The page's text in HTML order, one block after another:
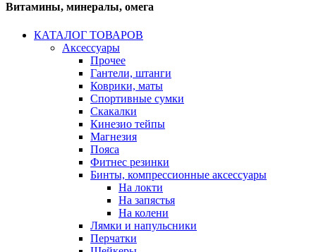
Витамины, минералы, омега
КАТАЛОГ ТОВАРОВ
Аксессуары
Прочее
Гантели, штанги
Коврики, маты
Спортивные сумки
Скакалки
Кинезио тейпы
Магнезия
Пояса
Фитнес резинки
Бинты, компрессионные аксессуары
На локти
На запястья
На колени
Лямки и напульсники
Перчатки